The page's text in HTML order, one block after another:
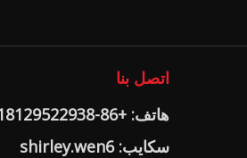
اتصل بنا
هاتف: +86-18129522938- 86+
سكايب: shirley.wen6